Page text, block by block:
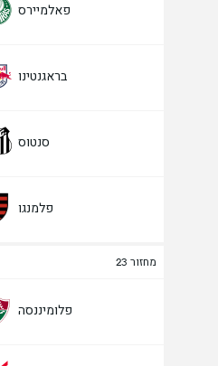
פאלמיירס
בראגנטינו
סנטוס
פלמנגו
מחזור 23
פלומיננסה